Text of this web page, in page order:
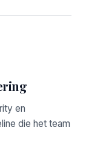
en
die het team